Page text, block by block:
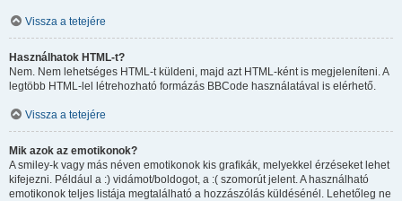
Vissza a tetejére
Használhatok HTML-t?
Nem. Nem lehetséges HTML-t küldeni, majd azt HTML-ként is megjeleníteni. A
legtöbb HTML-lel létrehozható formázás BBCode használatával is elérhető.
Vissza a tetejére
Mik azok az emotikonok?
A smiley-k vagy más néven emotikonok kis grafikák, melyekkel érzéseket lehet
kifejezni. Például a :) vidámot/boldogot, a :( szomorút jelent. A használható
emotikonok teljes listája megtalálható a hozzászólás küldésénél. Lehetőleg ne